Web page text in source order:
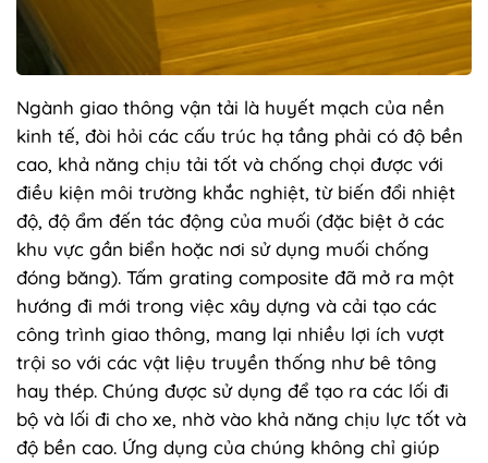
Ngành giao thông vận tải là huyết mạch của nền
kinh tế, đòi hỏi các cấu trúc hạ tầng phải có độ bền
cao, khả năng chịu tải tốt và chống chọi được với
điều kiện môi trường khắc nghiệt, từ biến đổi nhiệt
độ, độ ẩm đến tác động của muối (đặc biệt ở các
khu vực gần biển hoặc nơi sử dụng muối chống
đóng băng). Tấm grating composite đã mở ra một
hướng đi mới trong việc xây dựng và cải tạo các
công trình giao thông, mang lại nhiều lợi ích vượt
trội so với các vật liệu truyền thống như bê tông
hay thép. Chúng được sử dụng để tạo ra các lối đi
bộ và lối đi cho xe, nhờ vào khả năng chịu lực tốt và
độ bền cao. Ứng dụng của chúng không chỉ giúp